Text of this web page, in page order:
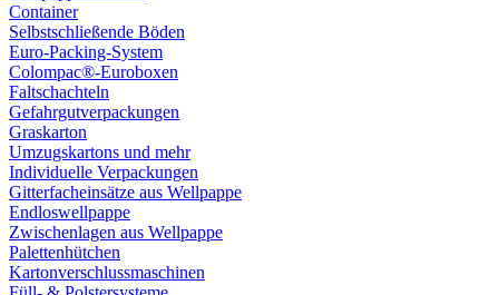
Container
Selbstschließende Böden
Euro-Packing-System
Colompac®-Euroboxen
Faltschachteln
Gefahrgutverpackungen
Graskarton
Umzugskartons und mehr
Individuelle Verpackungen
Gitterfacheinsätze aus Wellpappe
Endloswellpappe
Zwischenlagen aus Wellpappe
Palettenhütchen
Kartonverschlussmaschinen